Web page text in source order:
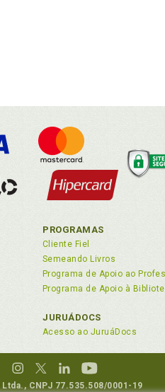
PROGRAMAS
Cliente Fiel
Semeando Livros
Programa de Apoio ao
Programa de Apoio à
JURUÁDOCS
Acesso ao JuruáDocs
CNPJ 77.535.508/0001-19